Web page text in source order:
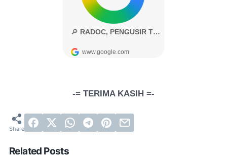
-= TERIMA KASIH =-
Related Posts